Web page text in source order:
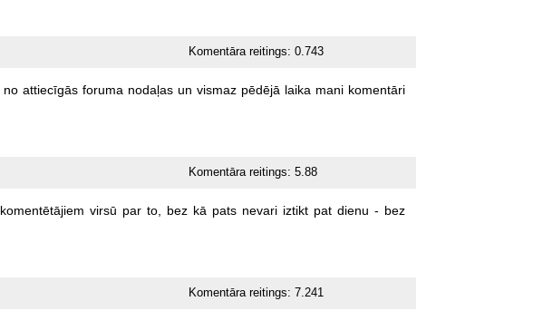
Komentāra reitings:0.743
no attiecīgās foruma nodaļas un vismaz pēdējā laika mani komentāri
Komentāra reitings:5.88
komentētājiem virsū par to, bez kā pats nevari iztikt pat dienu - bez
Komentāra reitings: 7.241